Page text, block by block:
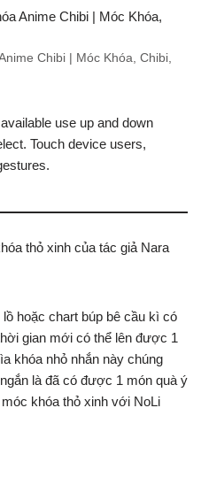
Chibi | Móc Khóa, Chibi,
use up and down
Touch device users,
thỏ xinh của tác giả Nara
hoặc chart búp bê cầu kì có
gian mới có thể lên được 1
khóa nhỏ nhắn này chúng
là đã có được 1 món quà ý
khóa thỏ xinh với NoLi